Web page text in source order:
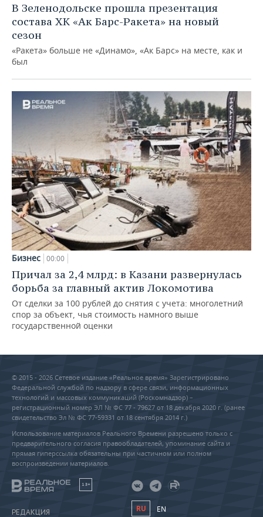
В Зеленодольске прошла презентация
состава ХК «Ак Барс-Ракета» на новый
сезон
«Ракета» больше не «Динамо», «Ак Барс» на месте, как и
был
Бизнес 00:00
Причал за 2,4 млрд: в Казани развернулась
борьба за главный актив Локомотива
От сделки за 100 рублей до снятия с учета: многолетний
спор за объект, чья стоимость намного выше
государственной оценки
© 2015 - 2026 Сетевое издание «Реальное время» Зарегистрировано
Федеральной службой по надзору в сфере связи, информационных
технологий и массовых коммуникаций (Роскомнадзор) –
регистрационный номер ЭЛ № ФС 77 - 79627 от 18 декабря 2020 г. (ранее
свидетельство Эл № ФС 77-59331 от 18 сентября 2014 г.)
Использование материалов Реального Времени разрешено только с
предварительного согласия правообладателей, упоминание сайта и
прямая гиперссылка обязательны при частичном или полном
воспроизведении материалов.
18+
РЕДАКЦИЯ RU EN